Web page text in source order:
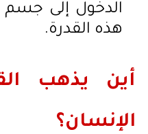
الدخول إلى جسم
هذه القدرة.
أين يذهب
الإنسان؟